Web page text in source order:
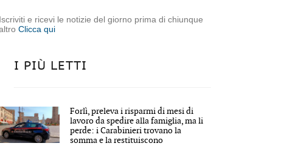
Iscriviti e ricevi le notizie del giorno prima di chiunque
Clicca qui
I PIÙ LETTI
Forlì, preleva i risparmi di mesi di
lavoro da spedire alla famiglia, ma li
perde: i Carabinieri trovano la
somma e la restituiscono